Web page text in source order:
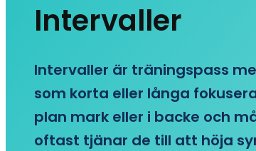
Intervaller
Intervaller är träningspass
som korta eller långa
plan mark eller i backe och
oftast tjänar de till att höja